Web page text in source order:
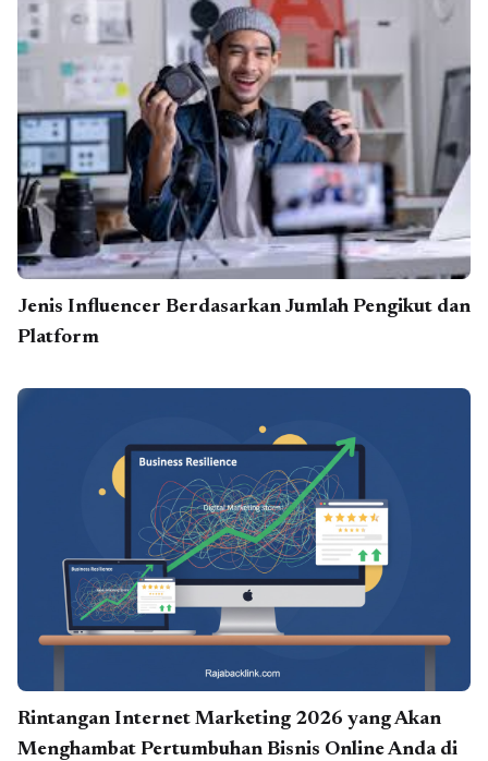
Jenis Influencer Berdasarkan Jumlah Pengikut dan
Platform
Rintangan Internet Marketing 2026 yang Akan
Menghambat Pertumbuhan Bisnis Online Anda di